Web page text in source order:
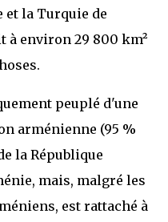
la Turquie de
à environ 29 800 km²
peuplé d'une
arménienne (95 %
la République
mais, malgré les
est rattaché à